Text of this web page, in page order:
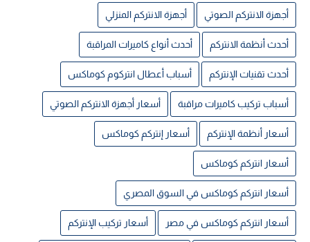
أجهزة الانتركم الصوتي أجهزة الانتركم المنزلي
أحدث أنظمة الانتركم أحدث أنواع كاميرات المراقبة
أحدث تقنيات الإنتركم أسباب أعطال انتركوم كوماكس
أسباب تركيب كاميرات مراقبة أسعار أجهزة الانتركم الصوتي
أسعار أنظمة الإنتركم أسعار إنتركم كوماكس
أسعار انتركم كوماكس
أسعار انتركم كوماكس في السوق المصري
أسعار انتركم كوماكس في مصر أسعار تركيب الإنتركم